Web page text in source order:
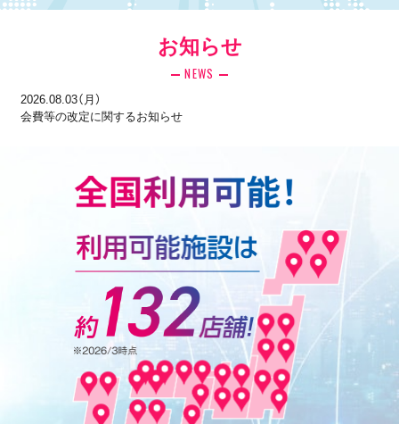
お知らせ
NEWS
2026.08.03（月）
会費等の改定に関するお知らせ